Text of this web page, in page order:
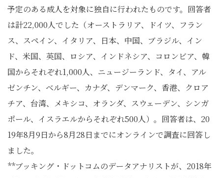
予定のある成人を対象に独自に行われたものです。回答者
は計22,000人でした（オーストラリア、ドイツ、フラン
ス、スペイン、イタリア、日本、中国、ブラジル、イン
ド、米国、英国、ロシア、インドネシア、コロンビア、韓
国からそれぞれ1,000人、ニュージーランド、タイ、アル
ゼンチン、ベルギー、カナダ、デンマーク、香港、クロア
チア、台湾、メキシコ、オランダ、スウェーデン、シンガ
ポール、イスラエルからそれぞれ500人）。回答者は、20
19年8月9日から8月28日までにオンラインで調査に回答し
ました。
**ブッキング・ドットコムのデータアナリストが、2018年